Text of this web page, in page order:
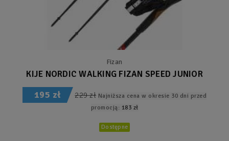
Fizan
KIJE NORDIC WALKING FIZAN SPEED JUNIOR
195 zł 229 zł Najniższa cena w okresie 30 dni przed
promocją: 183 zł
Dostępne